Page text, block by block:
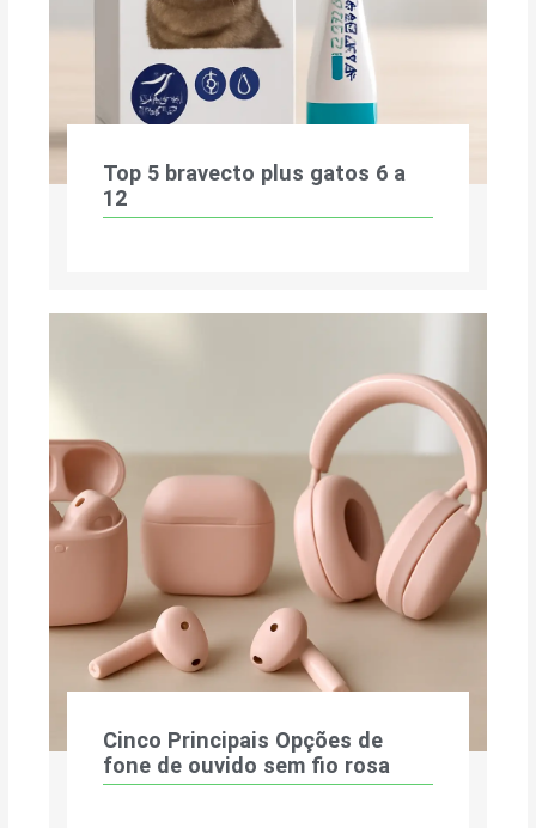
Top 5 bravecto plus gatos 6 a
12
Cinco Principais Opções de
fone de ouvido sem fio rosa